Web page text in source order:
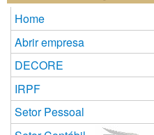
Home
Abrir empresa
DECORE
IRPF
Setor Pessoal